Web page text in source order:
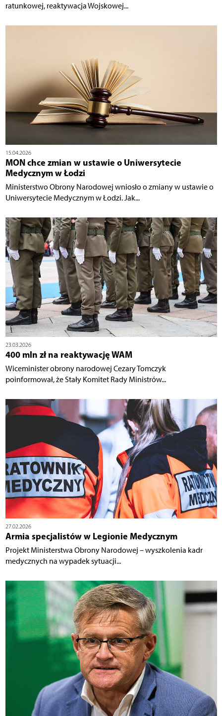
ratunkowej, reaktywacja Wojskowej...
15.04.2026
MON chce zmian w ustawie o Uniwersytecie
Medycznym w Łodzi
Ministerstwo Obrony Narodowej wniosło o zmiany w ustawie o
Uniwersytecie Medycznym w Łodzi. Jak...
23.03.2026
400 mln zł na reaktywację WAM
Wiceminister obrony narodowej Cezary Tomczyk
poinformował, że Stały Komitet Rady Ministrów...
27.02.2026
Armia specjalistów w Legionie Medycznym
Projekt Ministerstwa Obrony Narodowej – wyszkolenia kadr
medycznych na wypadek sytuacji...